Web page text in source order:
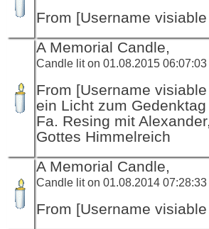
From [Username
A Memorial Candle,
Candle lit on 01.08.2015 06:07:03
From [Username
ein Licht zum
Fa. Resing mit
Gottes Himmelreich
A Memorial Candle,
Candle lit on 01.08.2014 07:28:33
From [Username